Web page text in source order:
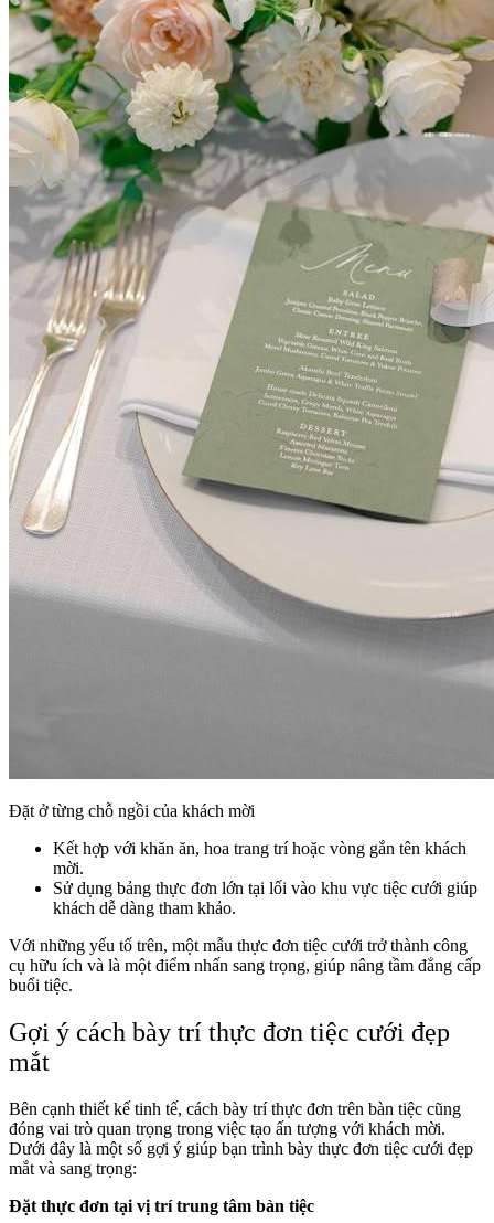
Đặt ở từng chỗ ngồi của khách mời
Kết hợp với khăn ăn, hoa trang trí hoặc vòng gắn tên khách
mời.
Sử dụng bảng thực đơn lớn tại lối vào khu vực tiệc cưới giúp
khách dễ dàng tham khảo.
Với những yếu tố trên, một mẫu thực đơn tiệc cưới trở thành công
cụ hữu ích và là một điểm nhấn sang trọng, giúp nâng tầm đẳng cấp
buổi tiệc.
Gợi ý cách bày trí thực đơn tiệc cưới đẹp
mắt
Bên cạnh thiết kế tinh tế, cách bày trí thực đơn trên bàn tiệc cũng
đóng vai trò quan trọng trong việc tạo ấn tượng với khách mời.
Dưới đây là một số gợi ý giúp bạn trình bày thực đơn tiệc cưới đẹp
mắt và sang trọng:
Đặt thực đơn tại vị trí trung tâm bàn tiệc